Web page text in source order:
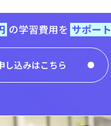
の学習費用を サポート
し込みはこちら